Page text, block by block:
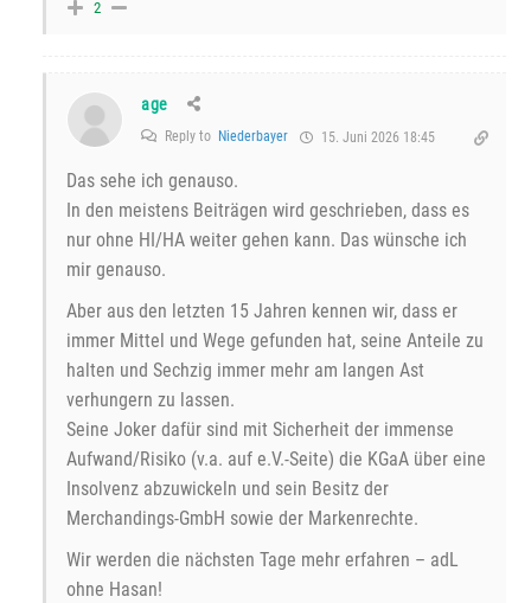
2
age
Reply to Niederbayer 15. Juni 2026 18:45
Das sehe ich genauso.
In den meistens Beiträgen wird geschrieben, dass es
nur ohne HI/HA weiter gehen kann. Das wünsche ich
mir genauso.
Aber aus den letzten 15 Jahren kennen wir, dass er
immer Mittel und Wege gefunden hat, seine Anteile zu
halten und Sechzig immer mehr am langen Ast
verhungern zu lassen.
Seine Joker dafür sind mit Sicherheit der immense
Aufwand/Risiko (v.a. auf e.V.-Seite) die KGaA über eine
Insolvenz abzuwickeln und sein Besitz der
Merchandings-GmbH sowie der Markenrechte.
Wir werden die nächsten Tage mehr erfahren – adL
ohne Hasan!